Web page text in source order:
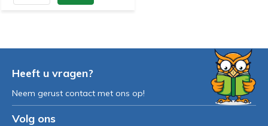
Heeft u vragen?
Neem gerust contact met ons op!
Volg ons